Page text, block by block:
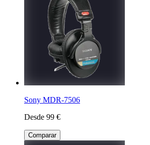
Sony MDR-7506
Desde 99 €
Comparar